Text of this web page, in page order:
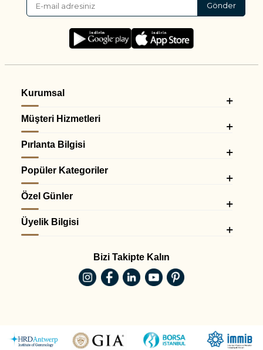
Gönder
Kurumsal
Müşteri Hizmetleri
Pırlanta Bilgisi
Popüler Kategoriler
Özel Günler
Üyelik Bilgisi
Bizi Takipte Kalın